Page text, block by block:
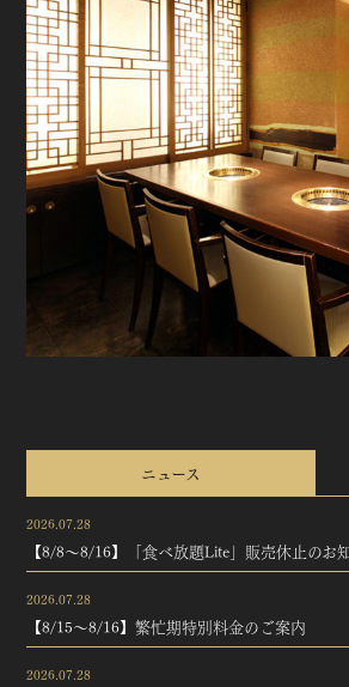
ニュース
2026.07.28
【8/8～8/16】「食べ放題Lite」販売休止のお
2026.07.28
【8/15～8/16】繁忙期特別料金のご案内
2026.07.28